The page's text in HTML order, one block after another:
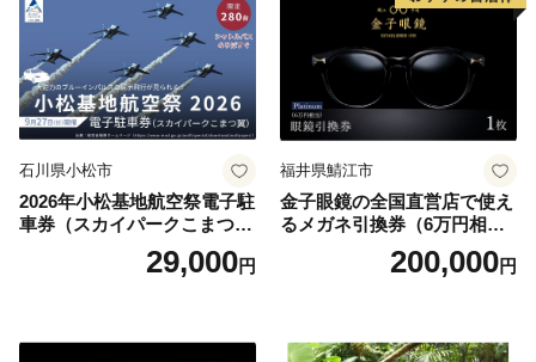
石川県小松市
2026年小松基地航空祭電子駐
車券（スカイパークこまつ
翼） 駐車場 シャトルバスの
りばすぐ 石川県 小松市
29,000円
福井県鯖江市
金子眼鏡の全国直営店で使え
るメガネ引換券（6万円相
当） Platinum200,000円